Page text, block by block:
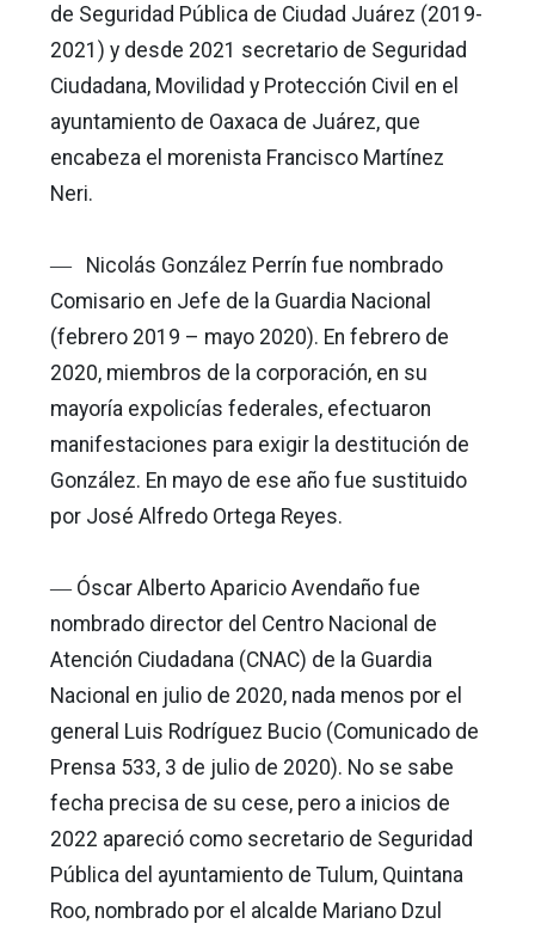
de Seguridad Pública de Ciudad Juárez (2019-
2021) y desde 2021 secretario de Seguridad
Ciudadana, Movilidad y Protección Civil en el
ayuntamiento de Oaxaca de Juárez, que
encabeza el morenista Francisco Martínez
Neri.
― Nicolás González Perrín fue nombrado
Comisario en Jefe de la Guardia Nacional
(febrero 2019 – mayo 2020). En febrero de
2020, miembros de la corporación, en su
mayoría expolicías federales, efectuaron
manifestaciones para exigir la destitución de
González. En mayo de ese año fue sustituido
por José Alfredo Ortega Reyes.
― Óscar Alberto Aparicio Avendaño fue
nombrado director del Centro Nacional de
Atención Ciudadana (CNAC) de la Guardia
Nacional en julio de 2020, nada menos por el
general Luis Rodríguez Bucio (Comunicado de
Prensa 533, 3 de julio de 2020). No se sabe
fecha precisa de su cese, pero a inicios de
2022 apareció como secretario de Seguridad
Pública del ayuntamiento de Tulum, Quintana
Roo, nombrado por el alcalde Mariano Dzul